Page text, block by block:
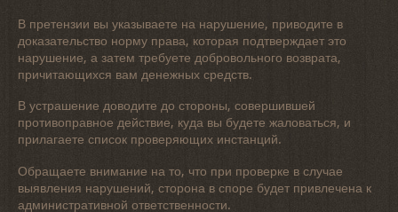
В претензии вы указываете на нарушение, приводите в
доказательство норму права, которая подтверждает это
нарушение, а затем требуете добровольного возврата,
причитающихся вам денежных средств.
В устрашение доводите до стороны, совершившей
противоправное действие, куда вы будете жаловаться, и
прилагаете список проверяющих инстанций.
Обращаете внимание на то, что при проверке в случае
выявления нарушений, сторона в споре будет привлечена к
административной ответственности.